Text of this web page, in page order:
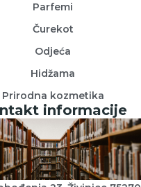
Parfemi
Čurekot
Odjeća
Hidžama
Prirodna kozmetika
informacije